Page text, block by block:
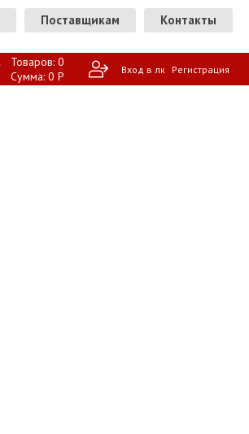
Поставщикам Контакты
Товаров: 0
Сумма: 0 P Вход в лк Регистрация